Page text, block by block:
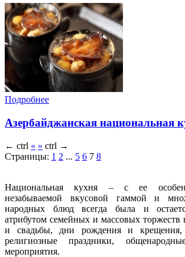
Подробнее
Азербайджанская национальная
← ctrl « » ctrl →
Страницы: 1 2 ... 5 6 7 8
Национальная кухня – с ее
незабываемой вкусовой гаммой и
народных блюд всегда была и
атрибутом семейных и массовых торжеств
и свадьбы, дни рождения и крещения,
религиозные праздники,
мероприятия.